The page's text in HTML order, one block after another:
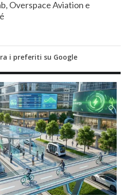
Overspace Aviation e
i preferiti su Google